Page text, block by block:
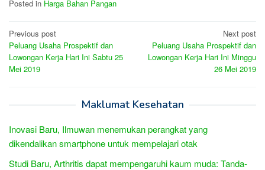
Posted in Harga Bahan Pangan
Post
navigation
Previous post
Peluang Usaha Prospektif dan
Lowongan Kerja Hari Ini Sabtu 25
Mei 2019
Next post
Peluang Usaha Prospektif dan
Lowongan Kerja Hari Ini Minggu
26 Mei 2019
Maklumat Kesehatan
Inovasi Baru, Ilmuwan menemukan perangkat yang
dikendalikan smartphone untuk mempelajari otak
Studi Baru, Arthritis dapat mempengaruhi kaum muda: Tanda-